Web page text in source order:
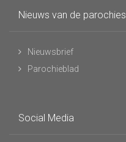
Nieuws van de parochies
Nieuwsbrief
Parochieblad
Social Media